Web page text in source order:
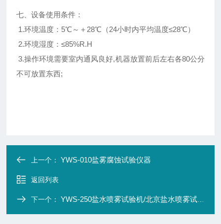
七、设备使用条件：
1.环境温度：5℃～＋28℃（24小时内平均温度≤28℃）
2.环境湿度：≤85%R.H
3.操作环境需要室内通风良好,机器放置前后左右各80公分
不可放置东西;
上一个：YWS-010盐雾腐蚀试验仪器
返回列表
下一个：YWS-250盐水喷雾试验机/北京盐水喷雾试验箱